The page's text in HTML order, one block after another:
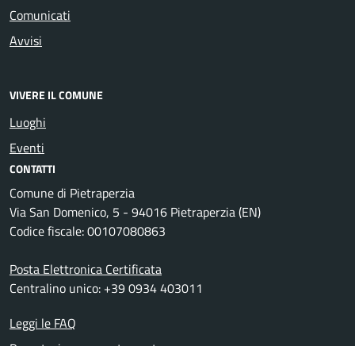
Comunicati
Avvisi
VIVERE IL COMUNE
Luoghi
Eventi
CONTATTI
Comune di Pietraperzia
Via San Domenico, 5 - 94016 Pietraperzia (EN)
Codice fiscale: 00107080863
Posta Elettronica Certificata
Centralino unico: +39 0934 403011
Leggi le FAQ